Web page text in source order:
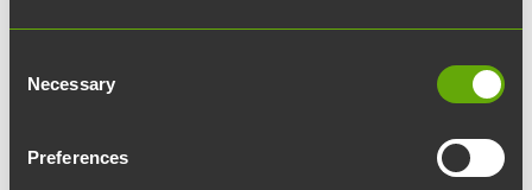
Selection
Necessary
Preferences
Telestestä on kasvanut kansainvälinen
prosenttia tulee ulkomailta.